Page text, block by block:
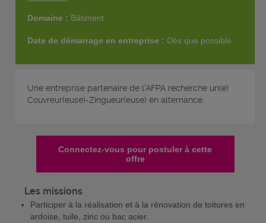
Domaine : Bâtiment
Date de démarrage en entreprise : Dès que possible
Une entreprise partenaire de l’AFPA recherche un(e)
Couvreur(euse)-Zingueur(euse) en alternance.
Connectez-vous pour postuler à cette
offre
Les missions
Participer à la réalisation et à la rénovation de toitures en
ardoise, tuile, zinc ou bac acier.